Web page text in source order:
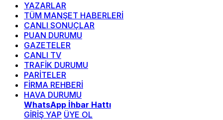
YAZARLAR
TÜM MANŞET HABERLERİ
CANLI SONUÇLAR
PUAN DURUMU
GAZETELER
CANLI TV
TRAFİK DURUMU
PARİTELER
FİRMA REHBERİ
HAVA DURUMU
WhatsApp İhbar Hattı
GİRİŞ YAP ÜYE OL